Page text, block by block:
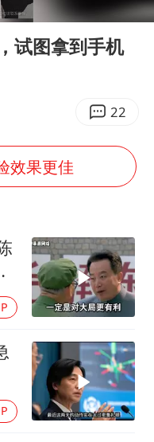
横滨赛决赛
暴雨
口对准中国记者
构建更高水平的全民健身公共服务体系
试图拿到手机
22
效果更佳